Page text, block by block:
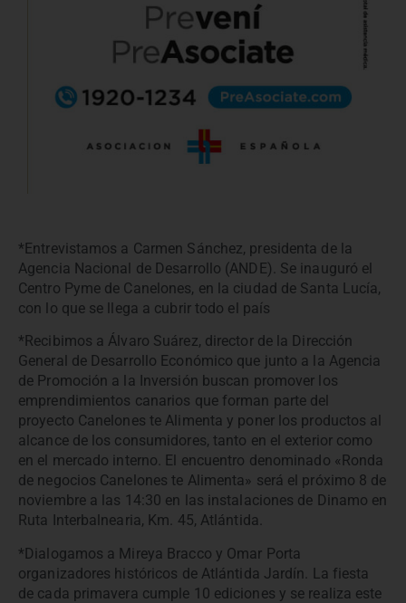
*Entrevistamos a Carmen Sánchez, presidenta de la
Agencia Nacional de Desarrollo (ANDE). Se inauguró el
Centro Pyme de Canelones, en la ciudad de Santa Lucía,
con lo que se llega a cubrir todo el país
*Recibimos a Álvaro Suárez, director de la Dirección
General de Desarrollo Económico que junto a la Agencia
de Promoción a la Inversión buscan promover los
emprendimientos canarios que forman parte del
proyecto Canelones te Alimenta y poner los productos al
alcance de los consumidores, tanto en el exterior como
en el mercado interno. El encuentro denominado «Ronda
de negocios Canelones te Alimenta» será el próximo 8 de
noviembre a las 14:30 en las instalaciones de Dinamo en
Ruta Interbalnearia, Km. 45, Atlántida.
*Dialogamos a Mireya Bracco y Omar Porta
organizadores históricos de Atlántida Jardín. La fiesta
de cada primavera cumple 10 ediciones y se realiza este